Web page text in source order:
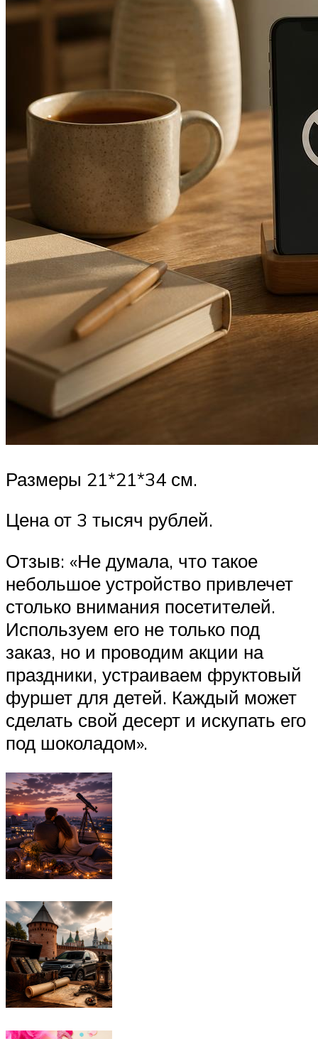
Размеры 21*21*34 см.
Цена от 3 тысяч рублей.
Отзыв: «Не думала, что такое
небольшое устройство привлечет
столько внимания посетителей.
Используем его не только под
заказ, но и проводим акции на
праздники, устраиваем фруктовый
фуршет для детей. Каждый может
сделать свой десерт и искупать его
под шоколадом».